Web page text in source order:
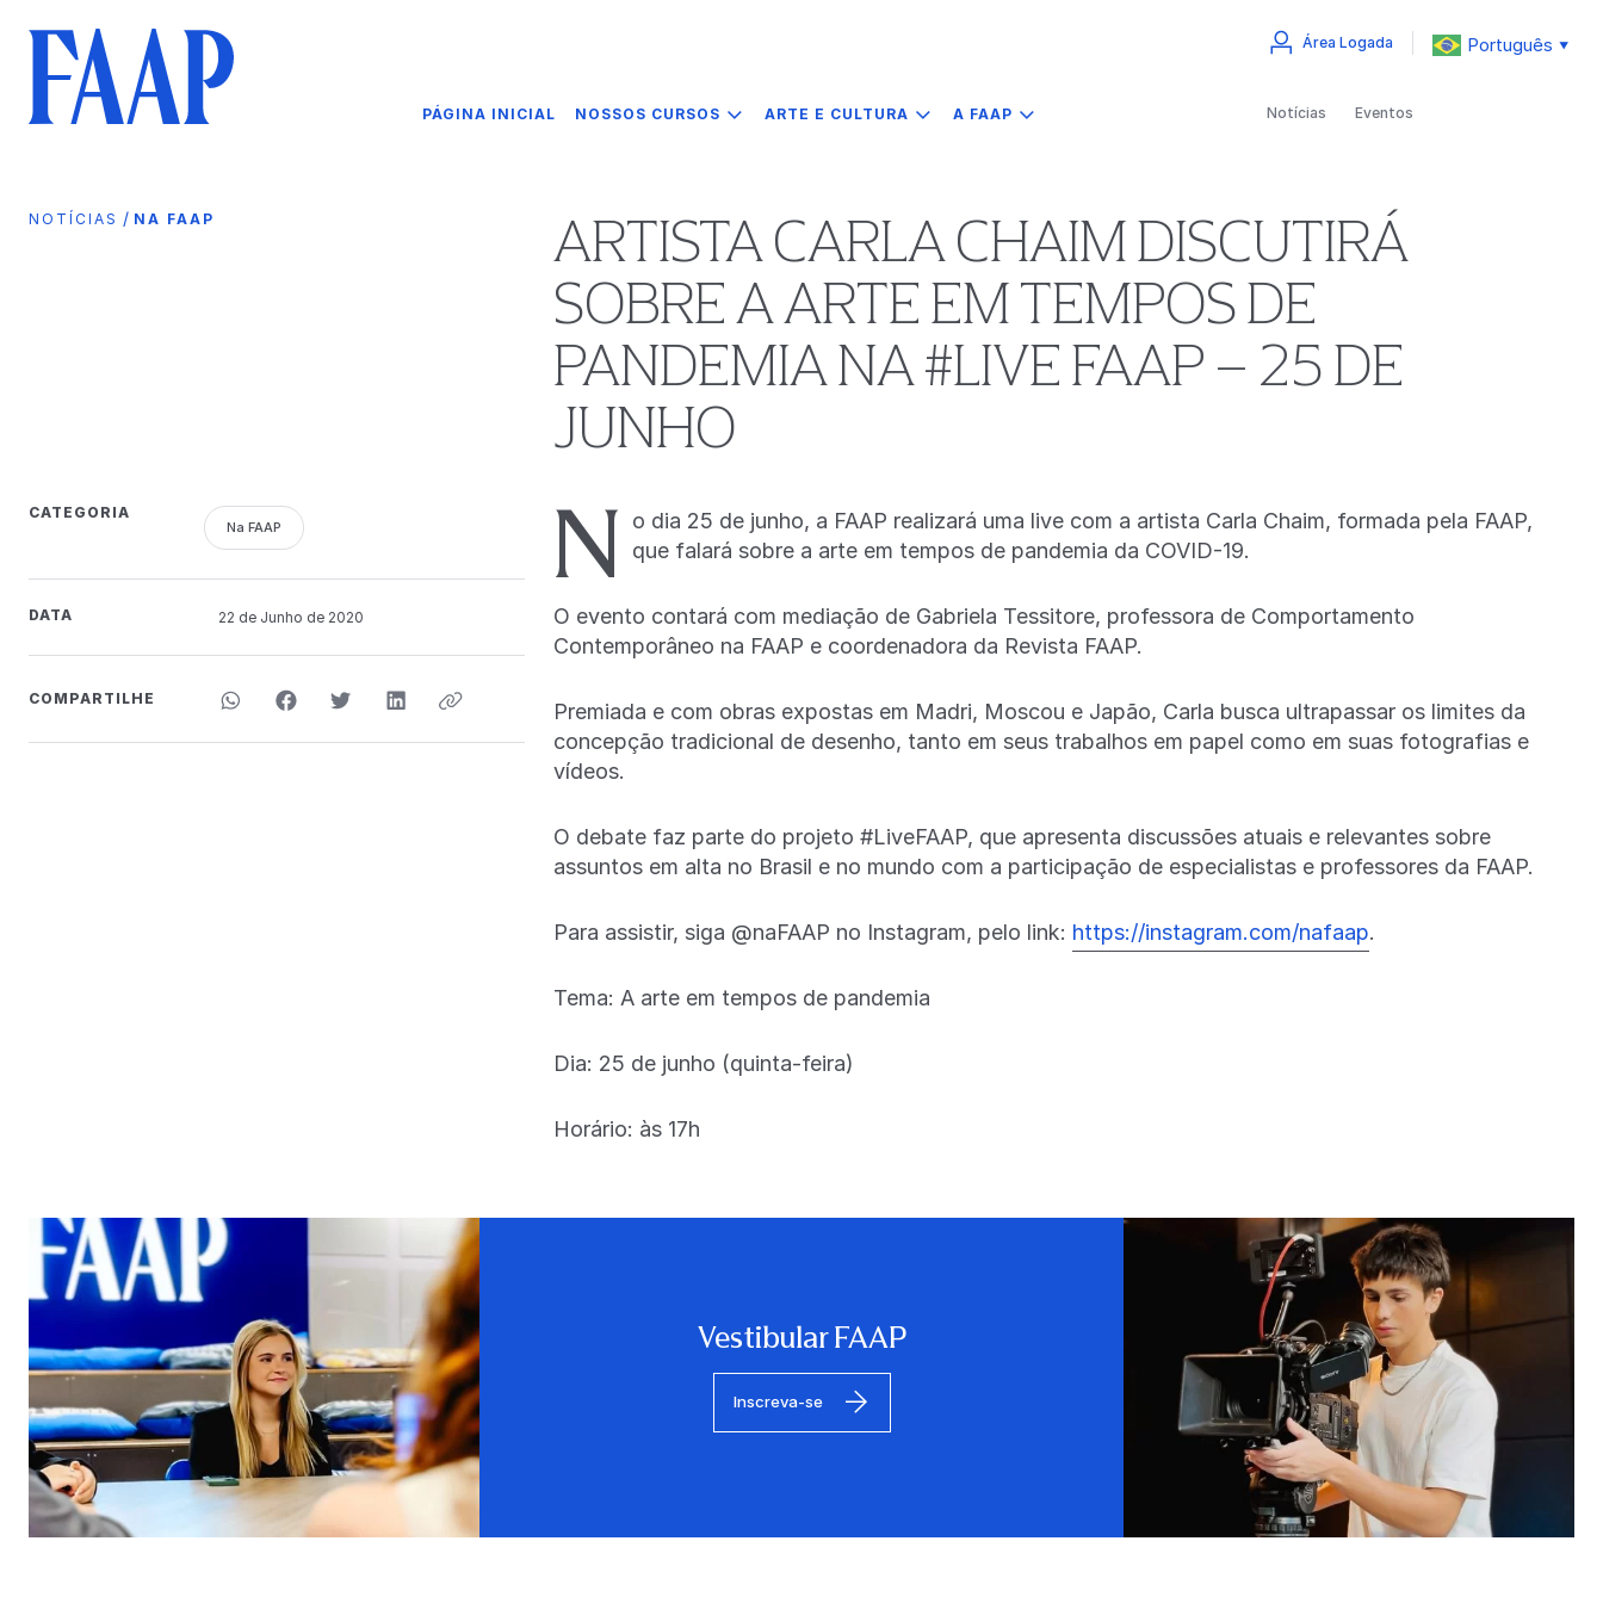
PÁGINA INICIAL NOSSOS CURSOS ARTE E CULTURA A FAAP
Área Logada Português ▼
Notícias Eventos
NOTÍCIAS / NA FAAP
ARTISTA CARLA CHAIM DISCUTIRÁ
SOBRE A ARTE EM TEMPOS DE
PANDEMIA NA #LIVE FAAP – 25 DE
JUNHO
CATEGORIA
Na FAAP
DATA 22 de Junho de 2020
COMPARTILHE
N
o dia 25 de junho, a FAAP realizará uma live com a artista Carla Chaim, formada pela FAAP,
que falará sobre a arte em tempos de pandemia da COVID-19.
O evento contará com mediação de Gabriela Tessitore, professora de Comportamento
Contemporâneo na FAAP e coordenadora da Revista FAAP.
Premiada e com obras expostas em Madri, Moscou e Japão, Carla busca ultrapassar os limites da
concepção tradicional de desenho, tanto em seus trabalhos em papel como em suas fotografias e
vídeos.
O debate faz parte do projeto #LiveFAAP, que apresenta discussões atuais e relevantes sobre
assuntos em alta no Brasil e no mundo com a participação de especialistas e professores da FAAP.
Para assistir, siga @naFAAP no Instagram, pelo link: https://instagram.com/nafaap.
Tema: A arte em tempos de pandemia
Dia: 25 de junho (quinta-feira)
Horário: às 17h
Vestibular FAAP
Inscreva-se